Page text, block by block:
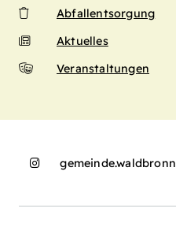
Abfallentsorgung
Aktuelles
Veranstaltungen
gemeinde.waldbronn